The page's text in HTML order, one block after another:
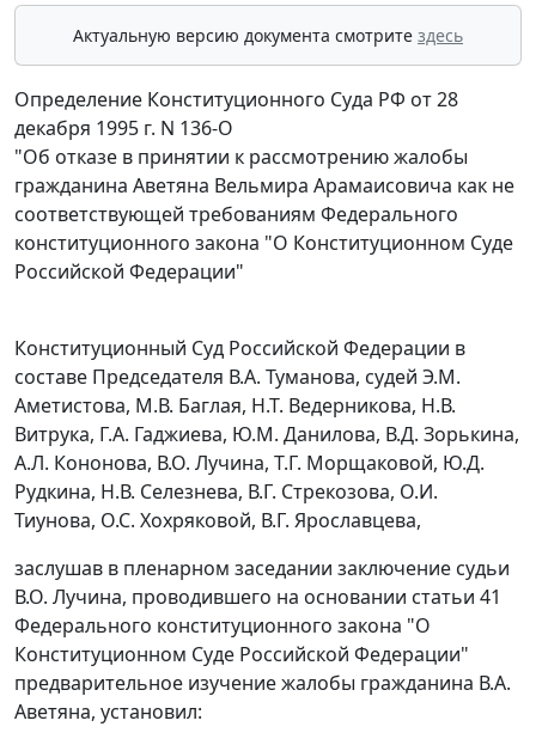
Актуальную версию документа смотрите здесь
Определение Конституционного Суда РФ от 28
декабря 1995 г. N 136-О
"Об отказе в принятии к рассмотрению жалобы
гражданина Аветяна Вельмира Арамаисовича как не
соответствующей требованиям Федерального
конституционного закона "О Конституционном Суде
Российской Федерации"
Конституционный Суд Российской Федерации в
составе Председателя В.А. Туманова, судей Э.М.
Аметистова, М.В. Баглая, Н.Т. Ведерникова, Н.В.
Витрука, Г.А. Гаджиева, Ю.М. Данилова, В.Д. Зорькина,
А.Л. Кононова, В.О. Лучина, Т.Г. Морщаковой, Ю.Д.
Рудкина, Н.В. Селезнева, В.Г. Стрекозова, О.И.
Тиунова, О.С. Хохряковой, В.Г. Ярославцева,
заслушав в пленарном заседании заключение судьи
В.О. Лучина, проводившего на основании статьи 41
Федерального конституционного закона "О
Конституционном Суде Российской Федерации"
предварительное изучение жалобы гражданина В.А.
Аветяна, установил: